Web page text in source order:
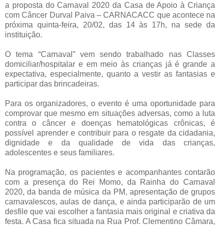
a proposta do Carnaval 2020 da Casa de Apoio à Criança
com Câncer Durval Paiva – CARNACACC que acontece na
próxima quinta-feira, 20/02, das 14 às 17h, na sede da
instituição.
O tema “Carnaval” vem sendo trabalhado nas Classes
domiciliar/hospitalar e em meio às crianças já é grande a
expectativa, especialmente, quanto a vestir as fantasias e
participar das brincadeiras.
Para os organizadores, o evento é uma oportunidade para
comprovar que mesmo em situações adversas, como a luta
contra o câncer e doenças hematológicas crônicas, é
possível aprender e contribuir para o resgate da cidadania,
dignidade e da qualidade de vida das crianças,
adolescentes e seus familiares.
Na programação, os pacientes e acompanhantes contarão
com a presença do Rei Momo, da Rainha do Carnaval
2020, da banda de música da PM, apresentação de grupos
carnavalescos, aulas de dança, e ainda participarão de um
desfile que vai escolher a fantasia mais original e criativa da
festa. A Casa fica situada na Rua Prof. Clementino Câmara,